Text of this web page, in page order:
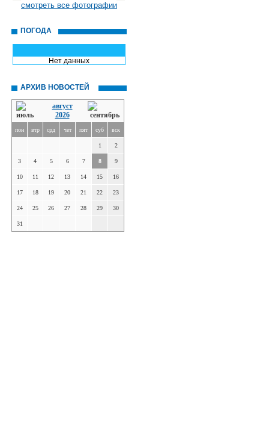
смотреть все фотографии
ПОГОДА
Нет данных
АРХИВ НОВОСТЕЙ
август
2026
пон втр срд чет пят суб вск
1 2
3 4 5 6 7 8 9
10 11 12 13 14 15 16
17 18 19 20 21 22 23
24 25 26 27 28 29 30
31